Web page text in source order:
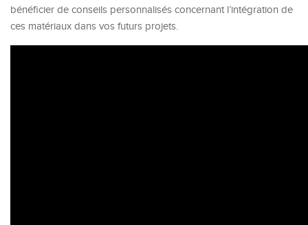
bénéficier de conseils personnalisés concernant l’intégration de
ces matériaux dans vos futurs projets.